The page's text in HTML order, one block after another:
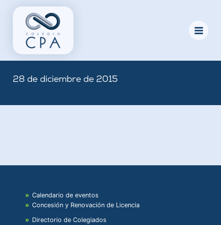
28 de diciembre de 2015
Calendario de eventos
Concesión y Renovación de Licencia
Directorio de Colegiados